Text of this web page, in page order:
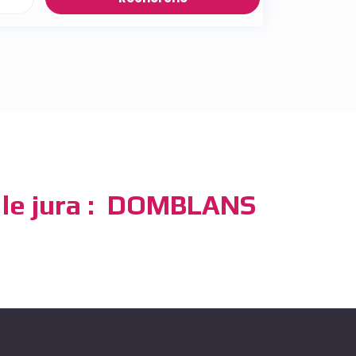
jura : DOMBLANS